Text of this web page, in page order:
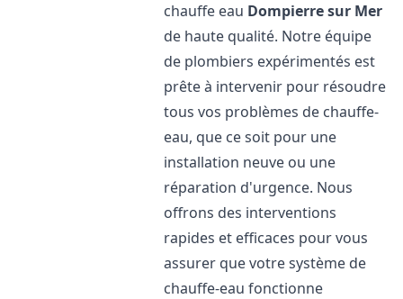
chauffe eau Dompierre sur Mer
de haute qualité. Notre équipe
de plombiers expérimentés est
prête à intervenir pour résoudre
tous vos problèmes de chauffe-
eau, que ce soit pour une
installation neuve ou une
réparation d'urgence. Nous
offrons des interventions
rapides et efficaces pour vous
assurer que votre système de
chauffe-eau fonctionne